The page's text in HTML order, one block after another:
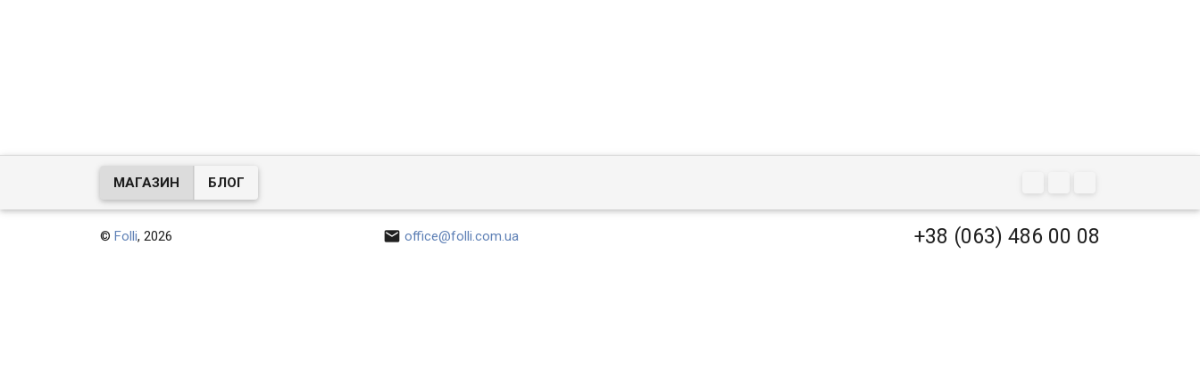
МАГАЗИН БЛОГ
©Folli, 2026 office@folli.com.ua +38 (063) 486 00 08